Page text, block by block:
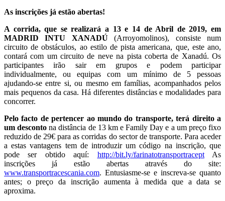
As inscrições já estão abertas!
A corrida, que se realizará a 13 e 14 de Abril de 2019, em
MADRID INTU XANADÚ(Arroyomolinos), consiste num
circuito de obstáculos, ao estilo de pista americana, que, este ano,
contará com um circuito de neve na pista coberta de Xanadú. Os
participantes irão sair em grupos e podem participar
individualmente, ou equipas com um mínimo de 5 pessoas
ajudando-se entre si, ou mesmo em famílias, acompanhados pelos
mais pequenos da casa. Há diferentes distâncias e modalidades para
concorrer.
Pelo facto de pertencer ao mundo do transporte, terá direito a
um desconto na distância de 13 km e Family Day e a um preço fixo
reduzido de 29€ para as corridas do sector de transporte. Para aceder
a estas vantagens tem de introduzir um código na inscrição, que
pode ser obtido aquí: http://bit.ly/farinatotransportraceptAs
inscrições já estão abertas através do site:
www.transportracescania.com. Entusiasme-se e inscreva-se quanto
antes; o preço da inscrição aumenta à medida que a data se
aproxima.